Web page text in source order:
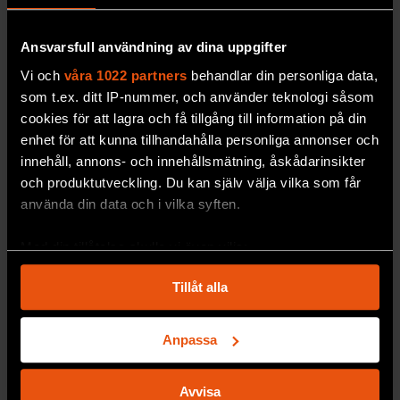
Ansvarsfull användning av dina uppgifter
Vi och våra 1022 partners behandlar din personliga data,
som t.ex. ditt IP-nummer, och använder teknologi såsom
cookies för att lagra och få tillgång till information på din
enhet för att kunna tillhandahålla personliga annonser och
innehåll, annons- och innehållsmätning, åskådarinsikter
och produktutveckling. Du kan själv välja vilka som får
använda din data och i vilka syften.
Med din tillåtelse skulle vi även vilja:
som kan ha en noggrannhet på upp till flera meter
Identifiera din enhet genom att aktivt skanna den
för specifika kännetecken (fingeravtryck)
Ta reda på mer om hur dina personliga uppgifter
Tillåt alla
Anpassa
Avvisa
Hur stort problem är
tomgång?
Hur mycket förbrukaren förbränningsmotor
PREMIUM MILJÖ & KLIMAT